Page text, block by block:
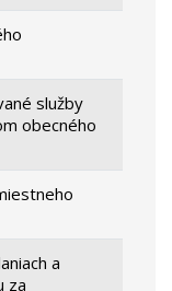
služby
obecného
a
za